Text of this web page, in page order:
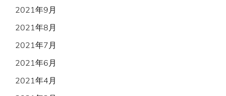
2021年9月
2021年8月
2021年7月
2021年6月
2021年4月